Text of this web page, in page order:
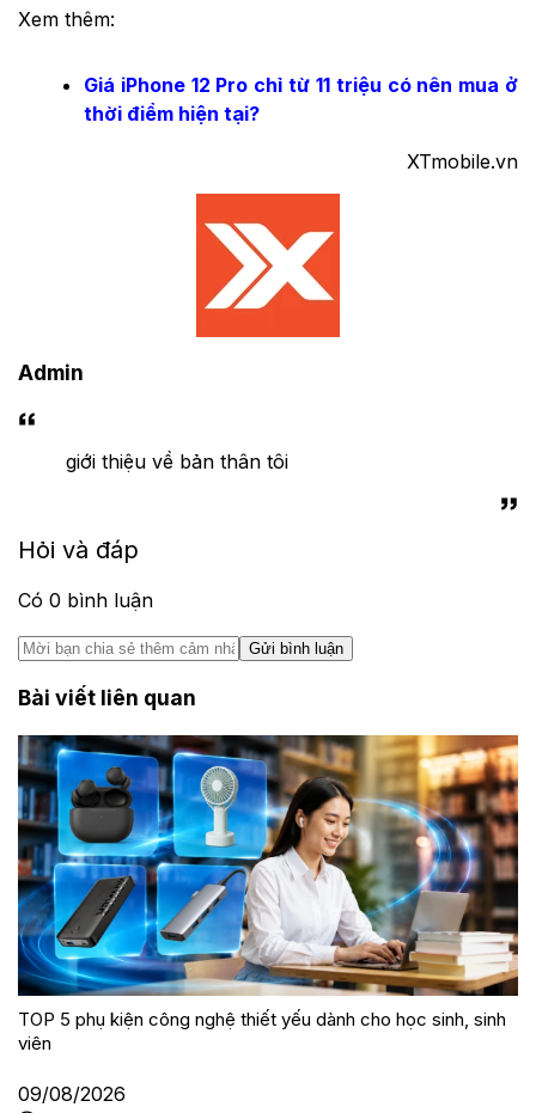
Xem thêm:
Giá iPhone 12 Pro chỉ từ 11 triệu có nên mua ở
thời điểm hiện tại?
XTmobile.vn
Admin
giới thiệu về bản thân tôi
Hỏi và đáp
Có 0 bình luận
Gửi bình luận
Bài viết liên quan
TOP 5 phụ kiện công nghệ thiết yếu dành cho học sinh, sinh
viên
09/08/2026